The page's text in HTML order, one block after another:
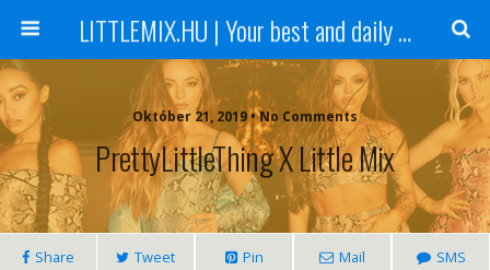
LITTLEMIX.HU | Your best and daily updated fansite about Little Mix
Október 21, 2019 • No Comments
PrettyLittleThing X Little Mix
Share Tweet Pin Mail SMS